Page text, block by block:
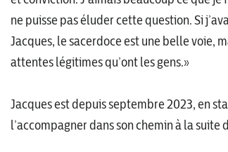
ne puisse pas éluder cette question. Si
Jacques, le sacerdoce est une belle voie,
attentes légitimes qu’ont les gens.»
Jacques est depuis septembre 2023, en
l’accompagner dans son chemin à la suite